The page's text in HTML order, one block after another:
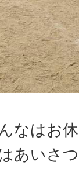
なはお
あいさ